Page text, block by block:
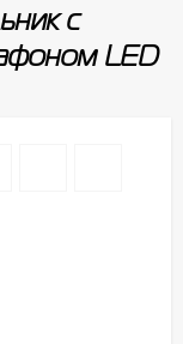
с
LED